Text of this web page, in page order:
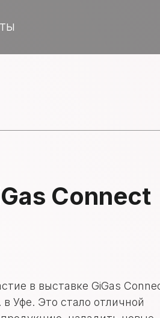
в выставке GiGas
Уфе. Это стало отличной
Connect